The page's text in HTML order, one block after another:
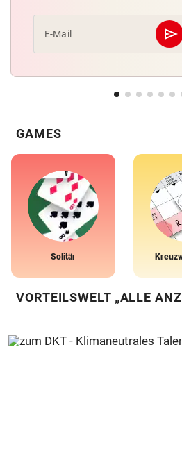
E-Mail send
GAMES
Solitär
VORTEILSWELT „ALLE